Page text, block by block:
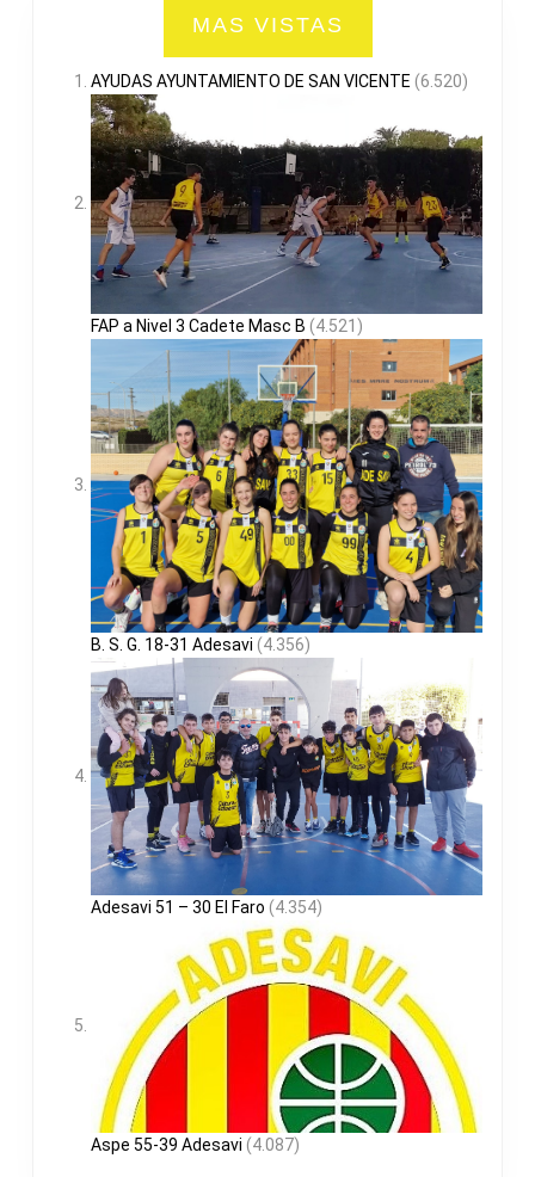
MAS VISTAS
AYUDAS AYUNTAMIENTO DE SAN VICENTE (6.520)
FAP a Nivel 3 Cadete Masc B (4.521)
B. S. G. 18-31 Adesavi (4.356)
Adesavi 51 – 30 El Faro (4.354)
Aspe 55-39 Adesavi (4.087)